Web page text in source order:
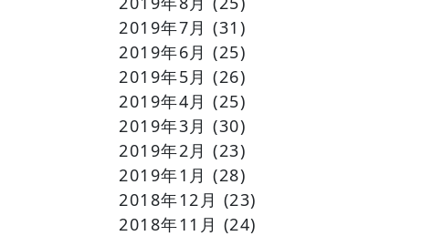
2019年7月 (31)
2019年6月 (25)
2019年5月 (26)
2019年4月 (25)
2019年3月 (30)
2019年2月 (23)
2019年1月 (28)
2018年12月 (23)
2018年11月 (24)